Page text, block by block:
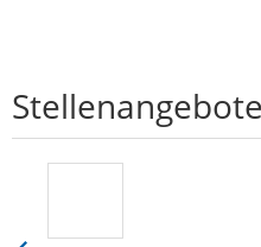
Stellenangebote